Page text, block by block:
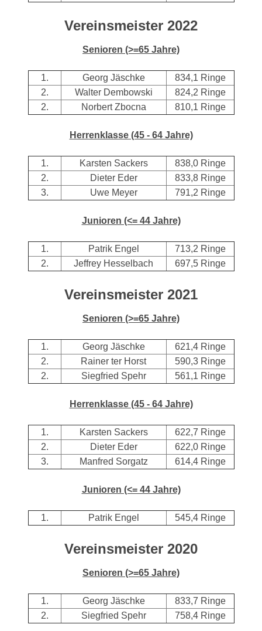
Vereinsmeister 2022
Senioren (>=65 Jahre)
1. Georg Jäschke
834,1 Ringe
2.
Walter Dembowski
824,2 Ringe
2.
Norbert Zbocna 810,1 Ringe
Herrenklasse (45 - 64 Jahre)
1. Karsten Sackers
838,0 Ringe
2.
Dieter Eder
833,8 Ringe
3.
Uwe Meyer 791,2 Ringe
Junioren (<= 44 Jahre)
1. Patrik Engel
713,2 Ringe
2.
Jeffrey Hesselbach 697,5 Ringe
Vereinsmeister 2021
Senioren (>=65 Jahre)
1. Georg Jäschke
621,4 Ringe
2.
Rainer ter Horst
590,3 Ringe
2.
Siegfried Spehr 561,1 Ringe
Herrenklasse (45 - 64 Jahre)
1. Karsten Sackers
622,7 Ringe
2.
Dieter Eder
622,0 Ringe
3.
Manfred Sorgatz 614,4 Ringe
Junioren (<= 44 Jahre)
1. Patrik Engel 545,4 Ringe
Vereinsmeister 2020
Senioren (>=65 Jahre)
1. Georg Jäschke
833,7 Ringe
2.
Siegfried Spehr 758,4 Ringe